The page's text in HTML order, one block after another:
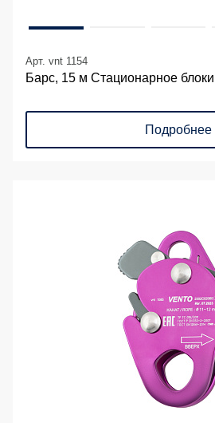
Арт. vnt 1154
Барс, 15 м Стационарное
Подробнее